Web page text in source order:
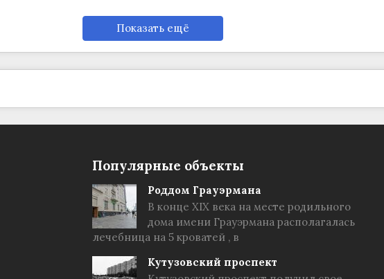
Показать ещё
Популярные объекты
Роддом Грауэрмана
В конце XIX века на месте родильного
дома имени Грауэрмана располагалась
лечебница на 5 кроватей , в
Кутузовский проспект